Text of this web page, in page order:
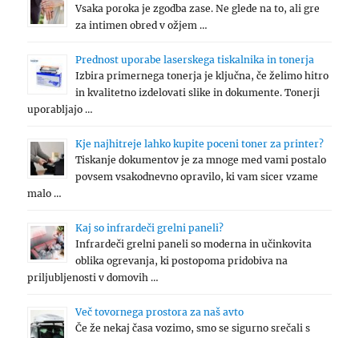
Vsaka poroka je zgodba zase. Ne glede na to, ali gre
za intimen obred v ožjem …
Prednost uporabe laserskega tiskalnika in tonerja
Izbira primernega tonerja je ključna, če želimo hitro
in kvalitetno izdelovati slike in dokumente. Tonerji
uporabljajo …
Kje najhitreje lahko kupite poceni toner za printer?
Tiskanje dokumentov je za mnoge med vami postalo
povsem vsakodnevno opravilo, ki vam sicer vzame
malo …
Kaj so infrardeči grelni paneli?
Infrardeči grelni paneli so moderna in učinkovita
oblika ogrevanja, ki postopoma pridobiva na
priljubljenosti v domovih …
Več tovornega prostora za naš avto
Če že nekaj časa vozimo, smo se sigurno srečali s